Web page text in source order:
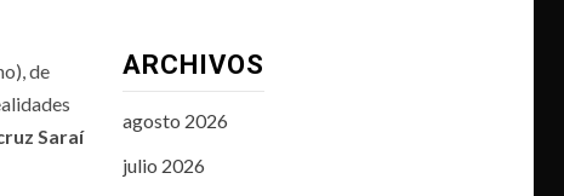
de
Saraí
ARCHIVOS
agosto 2026
julio 2026